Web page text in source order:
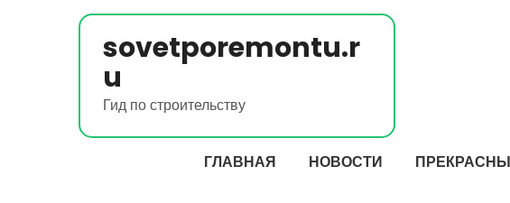
sovetporemontu.r
u
Гид по строительству
ГЛАВНАЯ НОВОСТИ